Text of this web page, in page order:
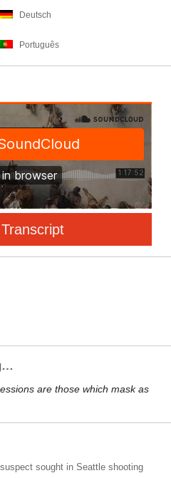
Deutsch
Português
are those which mask as
sought in Seattle shooting